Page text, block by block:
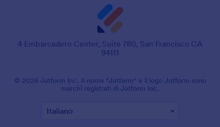
4 Embarcadero Center, Suite 780, San Francisco CA
94111
© 2026 Jotform Inc. Il nome "Jotform" e il logo Jotform sono
marchi registrati di Jotform Inc.